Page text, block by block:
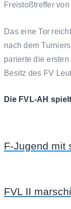
Freistoßtreffer
Das eine Tor
nach dem
parierte die
Besitz des FV
Die FVL-AH
F-Jugend mit
FVL II